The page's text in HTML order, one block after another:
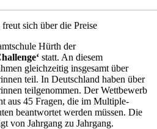
sich über die Preise
Hürth der
statt. An diesem
gleichzeitig insgesamt über
teil. In Deutschland haben über
teilgenommen. Der Wettbewerb
aus 45 Fragen, die im Multiple-
beantwortet werden müssen. Die
von Jahrgang zu Jahrgang.